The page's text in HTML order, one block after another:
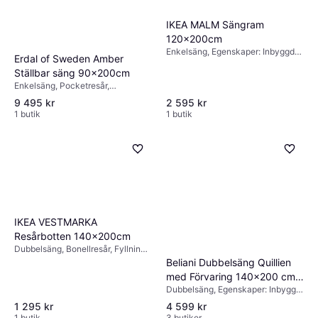
Erdal of Sweden Amber
Ställbar säng 90x200cm
Enkelsäng, Pocketresår,
Bonellresår, Fyllning: Skum,
Egenskaper: Elektrisk, Tjocklek
madrass: 24cm
9 495 kr
1 butik
IKEA MALM Sängram
120x200cm
Enkelsäng, Egenskaper: Inbyggd
2 595 kr
1 butik
IKEA VESTMARKA
Resårbotten 140x200cm
Dubbelsäng, Bonellresår, Fyllning:
1 295 kr
Beliani Dubbelsäng Quillien
med Förvaring 140x200 cm
Beige Ramsäng
Dubbelsäng, Egenskaper: Inbyggd
förvaring
4 599 kr